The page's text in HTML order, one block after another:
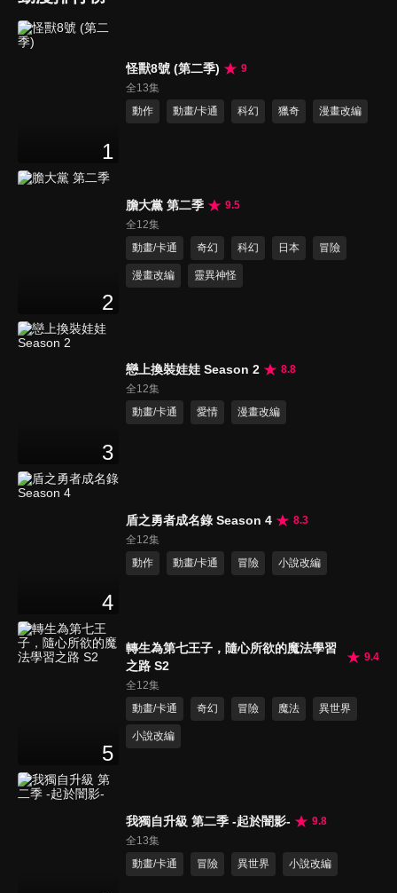
1
怪獸8號 (第二季)
9
全13集
動作
動畫/卡通 科幻 獵奇 漫畫改編
2
膽大黨 第二季
9.5
全12集
動畫/卡通
奇幻 科幻 日本 冒險
漫畫改編 靈異神怪
3
戀上換裝娃娃 Season 2
8.8
全12集
動畫/卡通
愛情 漫畫改編
4
盾之勇者成名錄 Season 4
8.3
全12集
動作
動畫/卡通 冒險 小說改編
5
轉生為第七王子，隨心所欲的魔法學習
之路 S2
9.4
全12集
動畫/卡通
奇幻 冒險 魔法 異世界
小說改編
我獨自升級 第二季 -起於闇影-
9.8
全13集
動畫/卡通
冒險 異世界 小說改編